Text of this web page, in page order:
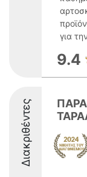
για
9.4
Διακριθέντες